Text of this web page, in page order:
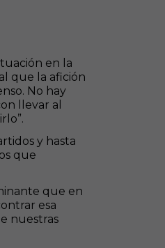
en la
que la afición
No hay
llevar al
y hasta
que
que en
esa
nuestras